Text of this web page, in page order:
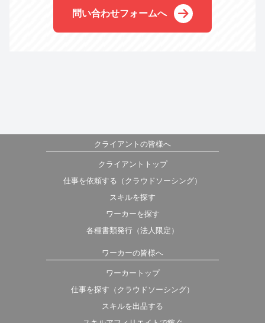
問い合わせフォームへ
クライアントの皆様へ
クライアントトップ
仕事を依頼する（クラウドソーシング）
スキルを探す
ワーカーを探す
各種書類発行（法人限定）
ワーカーの皆様へ
ワーカートップ
仕事を探す（クラウドソーシング）
スキルを出品する